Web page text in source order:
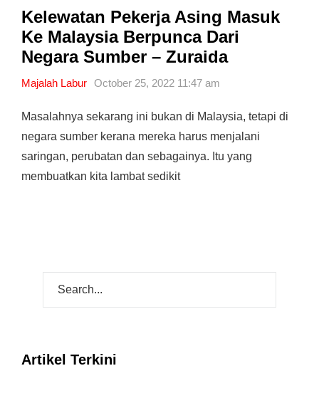
Kelewatan Pekerja Asing Masuk
Ke Malaysia Berpunca Dari
Negara Sumber – Zuraida
Majalah Labur October 25, 2022 11:47 am
Masalahnya sekarang ini bukan di Malaysia, tetapi di
negara sumber kerana mereka harus menjalani
saringan, perubatan dan sebagainya. Itu yang
membuatkan kita lambat sedikit
Artikel Terkini